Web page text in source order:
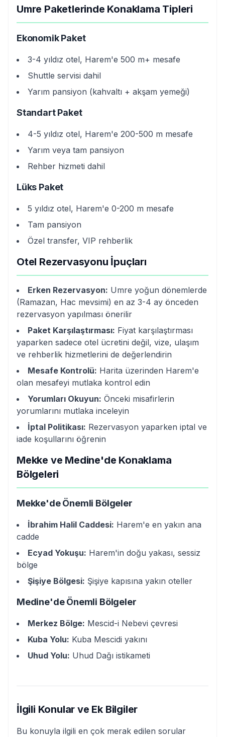
Umre Paketlerinde Konaklama Tipleri
Ekonomik Paket
3-4 yıldız otel, Harem'e 500 m+ mesafe
Shuttle servisi dahil
Yarım pansiyon (kahvaltı + akşam yemeği)
Standart Paket
4-5 yıldız otel, Harem'e 200-500 m mesafe
Yarım veya tam pansiyon
Rehber hizmeti dahil
Lüks Paket
5 yıldız otel, Harem'e 0-200 m mesafe
Tam pansiyon
Özel transfer, VIP rehberlik
Otel Rezervasyonu İpuçları
Erken Rezervasyon: Umre yoğun dönemlerde
(Ramazan, Hac mevsimi) en az 3-4 ay önceden
rezervasyon yapılması önerilir
Paket Karşılaştırması: Fiyat karşılaştırması
yaparken sadece otel ücretini değil, vize, ulaşım
ve rehberlik hizmetlerini de değerlendirin
Mesafe Kontrolü: Harita üzerinden Harem'e
olan mesafeyi mutlaka kontrol edin
Yorumları Okuyun: Önceki misafirlerin
yorumlarını mutlaka inceleyin
İptal Politikası: Rezervasyon yaparken iptal ve
iade koşullarını öğrenin
Mekke ve Medine'de Konaklama
Bölgeleri
Mekke'de Önemli Bölgeler
İbrahim Halil Caddesi: Harem'e en yakın ana
cadde
Ecyad Yokuşu: Harem'in doğu yakası, sessiz
bölge
Şişiye Bölgesi: Şişiye kapısına yakın oteller
Medine'de Önemli Bölgeler
Merkez Bölge: Mescid-i Nebevi çevresi
Kuba Yolu: Kuba Mescidi yakını
Uhud Yolu: Uhud Dağı istikameti
İlgili Konular ve Ek Bilgiler
Bu konuyla ilgili en çok merak edilen sorular